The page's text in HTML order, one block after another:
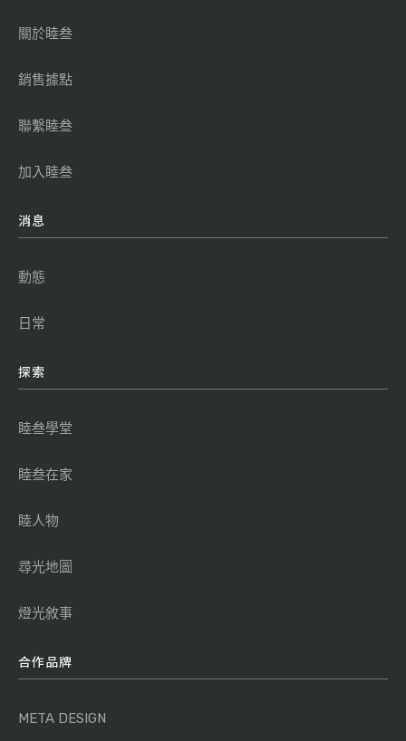
關於睦叁
銷售據點
聯繫睦叁
加入睦叁
消息
動態
日常
探索
睦叁學堂
睦叁在家
睦人物
尋光地圖
燈光敘事
合作品牌
META DESIGN